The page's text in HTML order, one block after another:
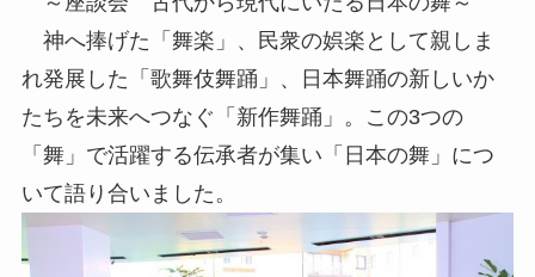
神へ捧げた「舞楽」、民衆の娯楽として親しま
れ発展した「歌舞伎舞踊」、日本舞踊の新しいか
たちを未来へつなぐ「新作舞踊」。この3つの
「舞」で活躍する伝承者が集い「日本の舞」につ
いて語り合いました。